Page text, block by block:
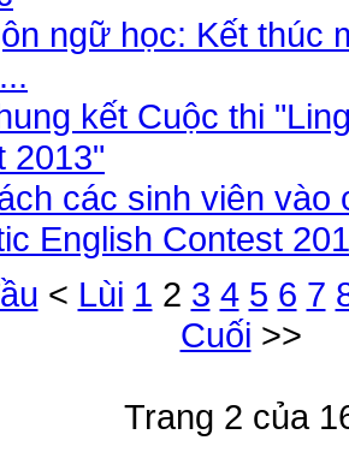
ngữ học: Kết thúc
kết Cuộc thi
2013"
các sinh viên vào
English Contest
< Lùi 1 2 3 4 5 6 7
Cuối >>
Trang 2 của